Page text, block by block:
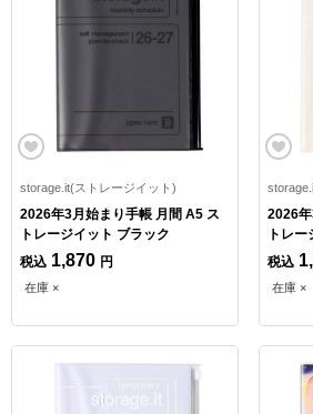
storage.it(ストレージイット)
2026年3月始まり手帳 月間 A5 ス
トレージイット ブラック
税込 1,870 円
在庫 ×
2026
トレー
税込
在庫 ×